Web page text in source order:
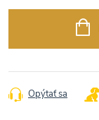
Opýtať sa